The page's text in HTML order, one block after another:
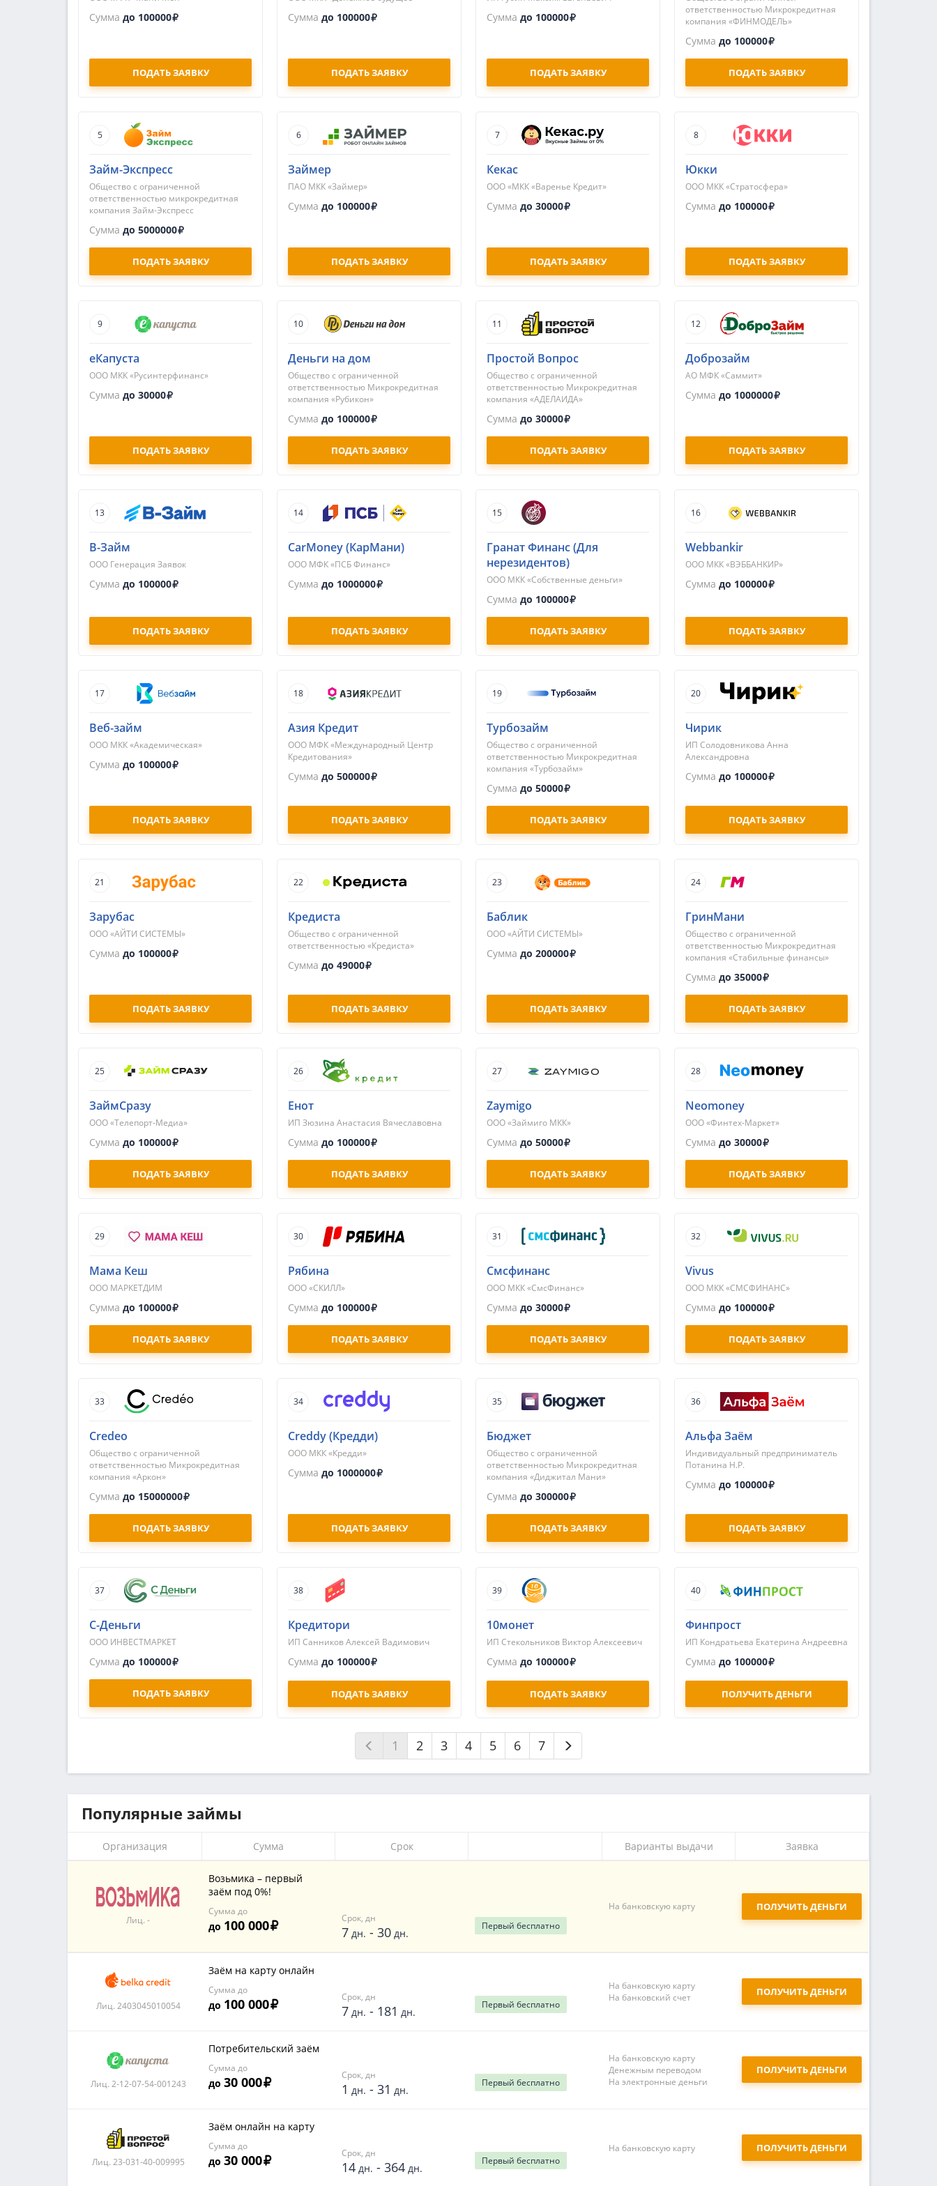
Сумма до 100000
ПОДАТЬ ЗАЯВКУ
Сумма до 100000
ПОДАТЬ ЗАЯВКУ
Сумма до 100000
ПОДАТЬ ЗАЯВКУ
ответственностью Микрокредитная
компания «ФИНМОДЕЛЬ»
Сумма до 100000
ПОДАТЬ ЗАЯВКУ
5
Займ-Экспресс
Общество с ограниченной
ответственностью микрокредитная
компания Займ-Экспресс
Сумма до 5000000
ПОДАТЬ ЗАЯВКУ
6
Займер
ПАО МКК «Займер»
Сумма до 100000
ПОДАТЬ ЗАЯВКУ
7
Кекас
ООО «МКК «Варенье Кредит»
Сумма до 30000
ПОДАТЬ ЗАЯВКУ
8
Юкки
ООО МКК «Стратосфера»
Сумма до 100000
ПОДАТЬ ЗАЯВКУ
9
еКапуста
ООО МКК «Русинтерфинанс»
Сумма до 30000
ПОДАТЬ ЗАЯВКУ
10
Деньги на дом
Общество с ограниченной
ответственностью Микрокредитная
компания «Рубикон»
Сумма до 100000
ПОДАТЬ ЗАЯВКУ
11
Простой Вопрос
Общество с ограниченной
ответственностью Микрокредитная
компания «АДЕЛАИДА»
Сумма до 30000
ПОДАТЬ ЗАЯВКУ
12
Доброзайм
АО МФК «Саммит»
Сумма до 1000000
ПОДАТЬ ЗАЯВКУ
13
В-Займ
ООО Генерация Заявок
Сумма до 100000
ПОДАТЬ ЗАЯВКУ
14
CarMoney (КарМани)
ООО МФК «ПСБ Финанс»
Сумма до 1000000
ПОДАТЬ ЗАЯВКУ
15
Гранат Финанс (Для
нерезидентов)
ООО МКК «Собственные деньги»
Сумма до 100000
ПОДАТЬ ЗАЯВКУ
16
Webbankir
ООО МКК «ВЭББАНКИР»
Сумма до 100000
ПОДАТЬ ЗАЯВКУ
17
Веб-займ
ООО МКК «Академическая»
Сумма до 100000
ПОДАТЬ ЗАЯВКУ
18
Азия Кредит
ООО МФК «Международный Центр
Кредитования»
Сумма до 500000
ПОДАТЬ ЗАЯВКУ
19
Турбозайм
Общество с ограниченной
ответственностью Микрокредитная
компания «Турбозайм»
Сумма до 50000
ПОДАТЬ ЗАЯВКУ
20
Чирик
ИП Солодовникова Анна
Александровна
Сумма до 100000
ПОДАТЬ ЗАЯВКУ
21
Зарубас
ООО «АЙТИ СИСТЕМЫ»
Сумма до 100000
ПОДАТЬ ЗАЯВКУ
22
Кредиста
Общество с ограниченной
ответственностью «Кредиста»
Сумма до 49000
ПОДАТЬ ЗАЯВКУ
23
Баблик
ООО «АЙТИ СИСТЕМЫ»
Сумма до 200000
ПОДАТЬ ЗАЯВКУ
24
ГринМани
Общество с ограниченной
ответственностью Микрокредитная
компания «Стабильные финансы»
Сумма до 35000
ПОДАТЬ ЗАЯВКУ
25
ЗаймСразу
ООО «Телепорт-Медиа»
Сумма до 100000
ПОДАТЬ ЗАЯВКУ
26
Енот
ИП Зюзина Анастасия Вячеславовна
Сумма до 100000
ПОДАТЬ ЗАЯВКУ
27
Zaymigo
ООО «Займиго МКК»
Сумма до 50000
ПОДАТЬ ЗАЯВКУ
28
Neomoney
ООО «Финтех-Маркет»
Сумма до 30000
ПОДАТЬ ЗАЯВКУ
29
Мама Кеш
ООО МАРКЕТДИМ
Сумма до 100000
ПОДАТЬ ЗАЯВКУ
30
Рябина
ООО «СКИЛЛ»
Сумма до 100000
ПОДАТЬ ЗАЯВКУ
31
Смсфинанс
ООО МКК «СмсФинанс»
Сумма до 30000
ПОДАТЬ ЗАЯВКУ
32
Vivus
ООО МКК «СМСФИНАНС»
Сумма до 100000
ПОДАТЬ ЗАЯВКУ
33
Credeo
Общество с ограниченной
ответственностью Микрокредитная
компания «Аркон»
Сумма до 15000000
ПОДАТЬ ЗАЯВКУ
34
Creddy (Кредди)
ООО МКК «Кредди»
Сумма до 1000000
ПОДАТЬ ЗАЯВКУ
35
Бюджет
Общество с ограниченной
ответственностью Микрокредитная
компания «Диджитал Мани»
Сумма до 300000
ПОДАТЬ ЗАЯВКУ
36
Альфа Заём
Индивидуальный предприниматель
Потанина Н.Р.
Сумма до 100000
ПОДАТЬ ЗАЯВКУ
37
С-Деньги
ООО ИНВЕСТМАРКЕТ
Сумма до 100000
ПОДАТЬ ЗАЯВКУ
38
Кредитори
ИП Санников Алексей Вадимович
Сумма до 100000
ПОДАТЬ ЗАЯВКУ
39
10монет
ИП Стекольников Виктор Алексеевич
Сумма до 100000
ПОДАТЬ ЗАЯВКУ
40
Финпрост
ИП Кондратьева Екатерина Андреевна
Сумма до 100000
ПОЛУЧИТЬ ДЕНЬГИ
1 2 3 4 5 6 7
Популярные займы
Организация Сумма Срок Варианты выдачи Заявка
Лиц. -
Возьмика – первый
заём под 0%!
Сумма до
до 100 000 Срок, дн
7 дн. - 30 дн.
Первый бесплатно
На банковскую карту ПОЛУЧИТЬ ДЕНЬГИ
Лиц. 2403045010054
Заём на карту онлайн
Сумма до
до 100 000 Срок, дн
7 дн. - 181 дн.
Первый бесплатно
На банковскую карту
На банковский счет
ПОЛУЧИТЬ ДЕНЬГИ
Лиц. 2-12-07-54-001243
Потребительский заём
Сумма до
до 30 000 Срок, дн
1 дн. - 31 дн.
Первый бесплатно
На банковскую карту
Денежным переводом
На электронные деньги
ПОЛУЧИТЬ ДЕНЬГИ
Лиц. 23-031-40-009995
Заём онлайн на карту
Сумма до
до 30 000 Срок, дн
14 дн. - 364 дн.
Первый бесплатно
На банковскую карту ПОЛУЧИТЬ ДЕНЬГИ